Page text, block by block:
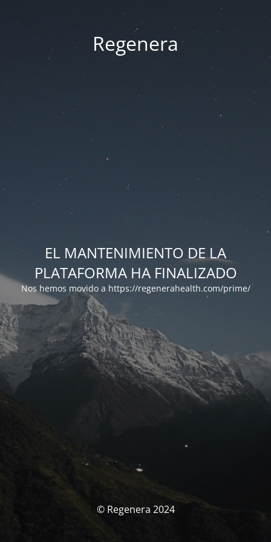
Regenera
EL MANTENIMIENTO DE LA
PLATAFORMA HA FINALIZADO
Nos hemos movido a https://regenerahealth.com/prime/
© Regenera 2024